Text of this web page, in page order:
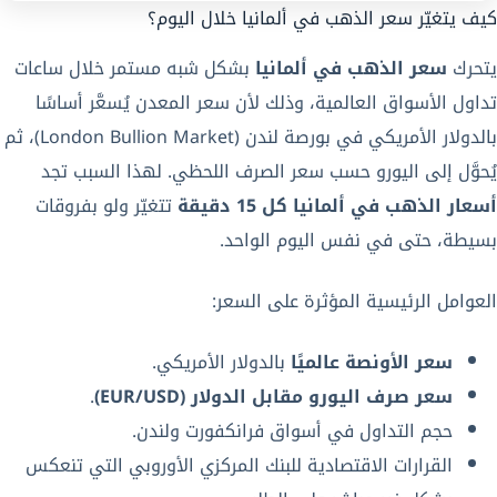
كيف يتغيّر سعر الذهب في ألمانيا خلال اليوم؟
يتحرك سعر الذهب في ألمانيا بشكل شبه مستمر خلال ساعات
تداول الأسواق العالمية، وذلك لأن سعر المعدن يُسعَّر أساسًا
بالدولار الأمريكي في بورصة لندن (London Bullion Market)، ثم
يُحوَّل إلى اليورو حسب سعر الصرف اللحظي. لهذا السبب تجد
أسعار الذهب في ألمانيا كل 15 دقيقة
تتغيّر ولو بفروقات
بسيطة، حتى في نفس اليوم الواحد.
العوامل الرئيسية المؤثرة على السعر:
سعر الأونصة عالميًا بالدولار الأمريكي.
سعر صرف اليورو مقابل الدولار (EUR/USD)
.
حجم التداول في أسواق فرانكفورت ولندن.
القرارات الاقتصادية للبنك المركزي الأوروبي التي تنعكس